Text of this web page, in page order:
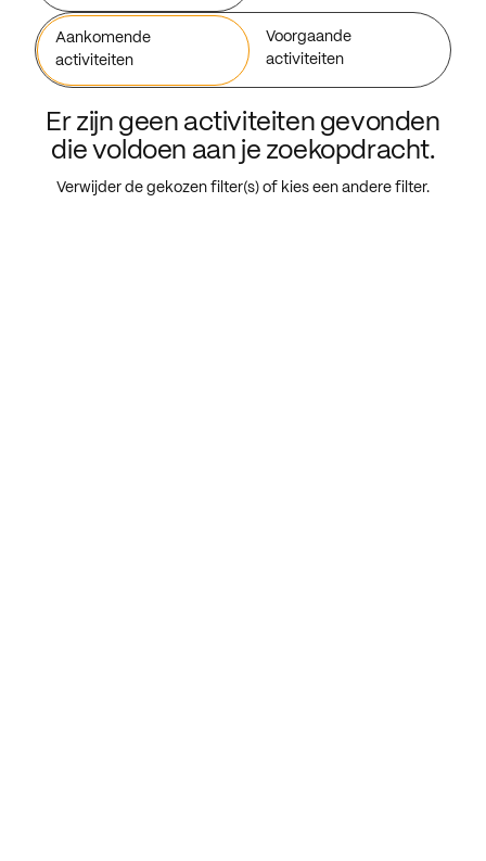
Aankomende
activiteiten
Voorgaande
activiteiten
Er zijn geen activiteiten gevonden
die voldoen aan je zoekopdracht.
Verwijder de gekozen filter(s) of kies een andere filter.